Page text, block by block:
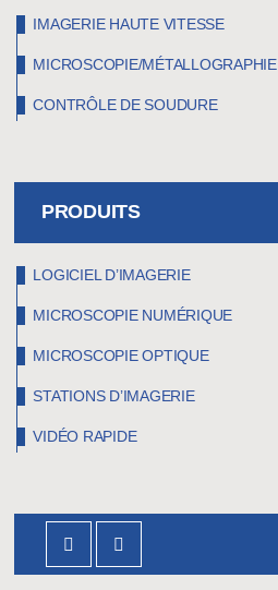
IMAGERIE HAUTE VITESSE
MICROSCOPIE/MÉTALLOGRAPHIE
CONTRÔLE DE SOUDURE
PRODUITS
LOGICIEL D’IMAGERIE
MICROSCOPIE NUMÉRIQUE
MICROSCOPIE OPTIQUE
STATIONS D’IMAGERIE
VIDÉO RAPIDE